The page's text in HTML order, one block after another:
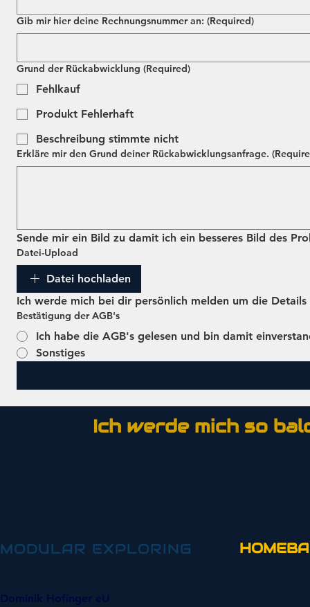
Gib mir hier deine Rechnungsnummer an: (Required)
Grund der Rückabwicklung (Required)
Fehlkauf
Produkt Fehlerhaft
Beschreibung stimmte nicht
Erkläre mir den Grund deiner Rückabwicklungsanfrage.
Sende mir ein Bild zu damit ich ein besseres Bild des
Datei-Upload
Datei hochladen
Bestätigung der AGB's
Ich habe die AGB's gelesen und bin damit
Sonstiges
Ich werde mich so
MODULAR EXPLORING